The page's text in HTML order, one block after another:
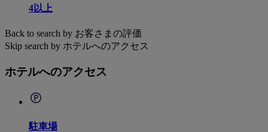
4以上
Back to search by お客さまの評価
Skip search by ホテルへのアクセス
ホテルへのアクセス
駐車場